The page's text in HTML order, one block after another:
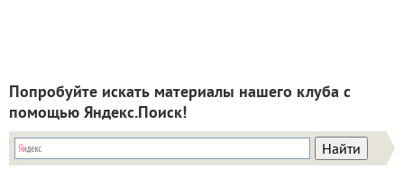
Попробуйте искать материалы нашего клуба с
помощью Яндекс.Поиск!